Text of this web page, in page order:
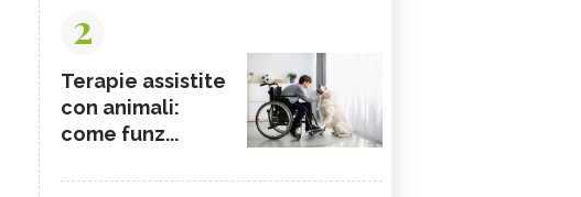
2
Terapie assistite
con animali:
come funz...